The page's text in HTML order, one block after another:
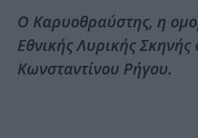
Ο Καρυοθραύστης, η
Εθνικής Λυρικής
Κωνσταντίνου Ρήγου.